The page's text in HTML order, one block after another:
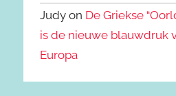
Judy on De Griekse
is de nieuwe blauwdruk
Europa